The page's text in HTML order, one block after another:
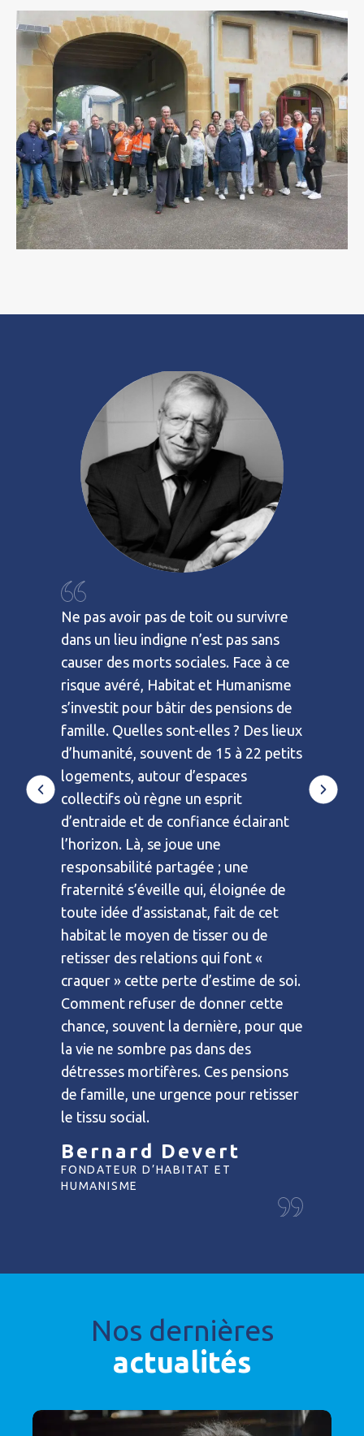
Ne pas avoir pas de toit ou survivre
dans un lieu indigne n’est pas sans
causer des morts sociales. Face à ce
risque avéré, Habitat et Humanisme
s’investit pour bâtir des pensions de
famille. Quelles sont-elles ? Des lieux
d’humanité, souvent de 15 à 22 petits
logements, autour d’espaces
collectifs où règne un esprit
d’entraide et de confiance éclairant
l’horizon. Là, se joue une
responsabilité partagée ; une
fraternité s’éveille qui, éloignée de
toute idée d’assistanat, fait de cet
habitat le moyen de tisser ou de
retisser des relations qui font «
craquer » cette perte d’estime de soi.
Comment refuser de donner cette
chance, souvent la dernière, pour que
la vie ne sombre pas dans des
détresses mortifères. Ces pensions
de famille, une urgence pour retisser
le tissu social.
Bernard Devert
FONDATEUR D’HABITAT ET
HUMANISME
les
Nos dernières
actualités